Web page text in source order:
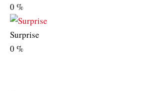
0 %
Surprise
0 %